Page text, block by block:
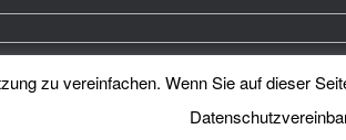
Heimatkreis Reichenberg
zu vereinfachen. Wenn Sie auf dieser